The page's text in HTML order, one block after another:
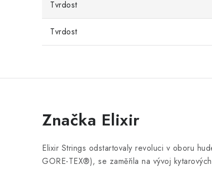
Tvrdost
Tvrdost
Značka Elixir
Elixir Strings odstartovaly revoluci v oboru
GORE-TEX®), se zaměřila na vývoj